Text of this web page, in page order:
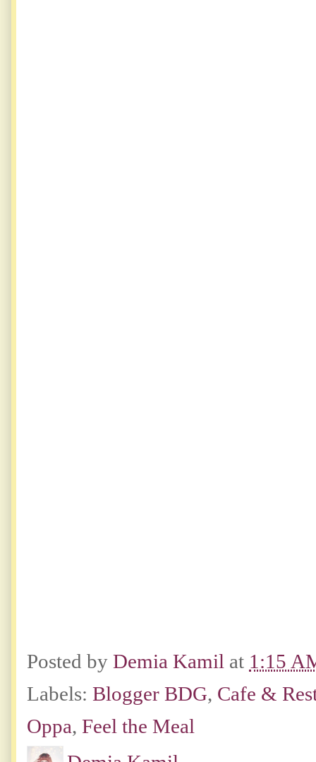
Posted by Demia Kamil at 1:15
Labels: Blogger BDG, Cafe &
Oppa, Feel the Meal